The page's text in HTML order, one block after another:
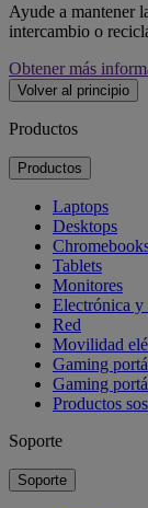
Ayude a mantener
intercambio o
Obtener más
Volver al principio
Productos
Productos
Laptops
Desktops
Tablets
Monitores
Electrónica y
Red
Movilidad
Gaming
Gaming
Productos
Soporte
Soporte